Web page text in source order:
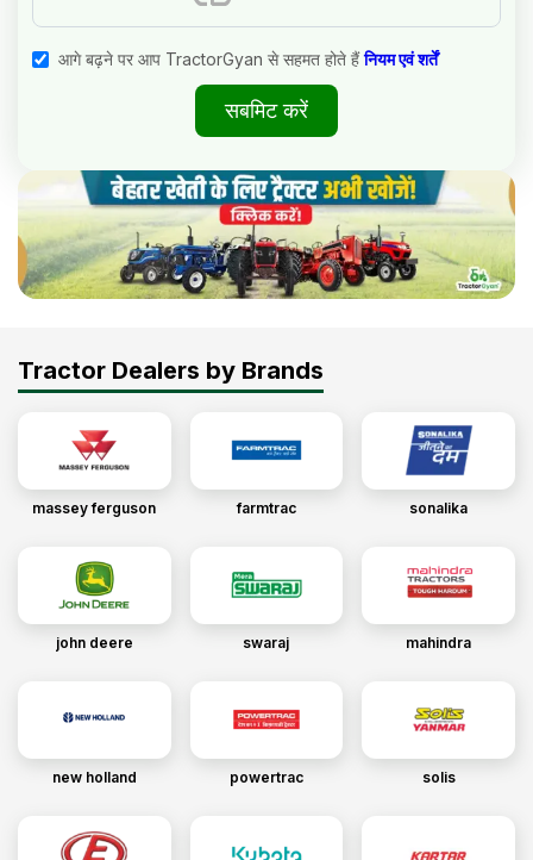
आगे बढ़ने पर आप TractorGyan से सहमत होते हैं नियम एवं शर्तें
सबमिट करें
Tractor Dealers by Brands
massey ferguson farmtrac sonalika
john deere swaraj mahindra
new holland powertrac solis